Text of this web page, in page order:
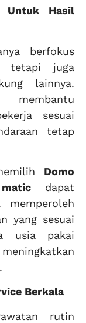
Untuk Hasil
berfokus
tetapi juga
lainnya.
sesuai
tetap
Domo
dapat
yang sesuai
usia pakai
Berkala
rutin